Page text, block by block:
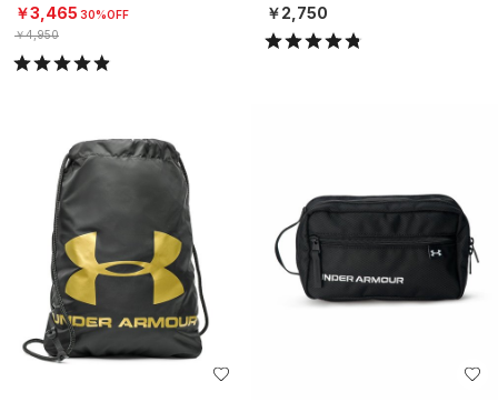
￥3,465 30%OFF
￥4,950
￥2,750